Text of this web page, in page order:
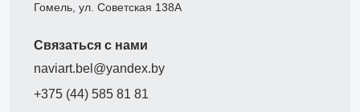
Гомель, ул. Советская 138А
Связаться с нами
naviart.bel@yandex.by
+375 (44) 585 81 81